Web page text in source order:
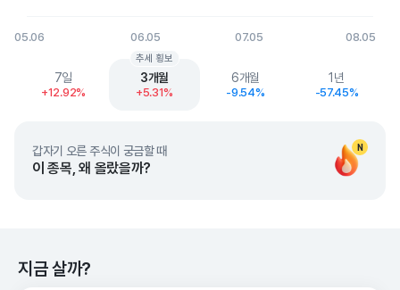
05.06 06.05 07.05 08.05
End of interactive chart.
7일
+12.92%
3개월
+5.31%
추세 횡보
6개월
-9.54%
1년
-57.45%
N
갑자기 오른 주식이 궁금할 때
이 종목, 왜 올랐을까?
지금 살까?